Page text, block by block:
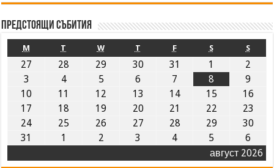
Предстоящи събития
август 2026
M T W T F S S
27 28 29 30 31 1
2
3
4 5 6 7 8
9
10
11 12 13 14 15
16
17
18 19 20 21 22
23
24
25 26 27 28 29
30
31
1 2 3 4 5 6